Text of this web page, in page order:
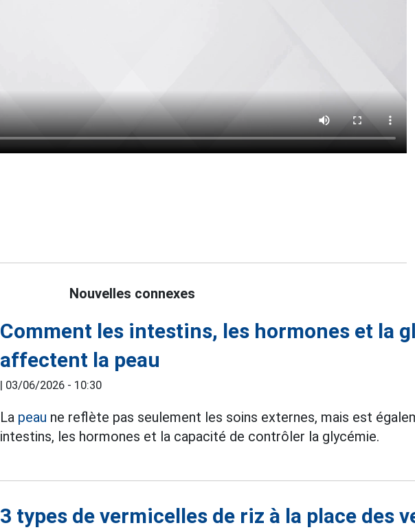
Nouvelles connexes
Comment les intestins, les hormones et la
affectent la peau
| 03/06/2026 - 10:30
La peau ne reflète pas seulement les soins externes, mais est
intestins, les hormones et la capacité de contrôler la glycémie.
3 types de vermicelles de riz à la place des